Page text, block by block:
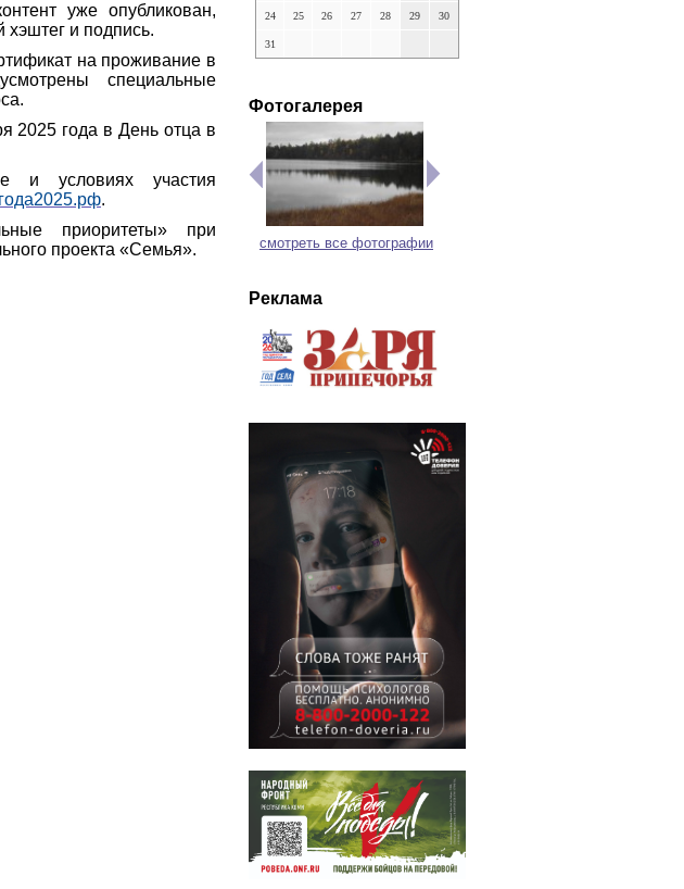
уже опубликован,
хэштег и подпись.
на проживание в
специальные
2025 года в День отца в
и условиях участия
.
приоритеты» при
проекта «Семья».
24 25 26 27 28 29 30
31
Фотогалерея
смотреть все фотографии
Реклама